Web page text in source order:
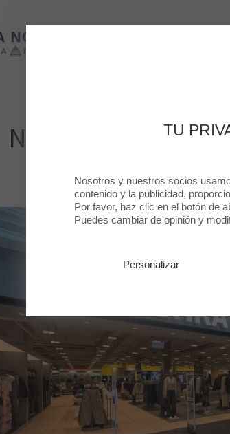
NUEVAS TU
Nosotros y nuestros socios
contenido y la publicidad,
Por favor, haz clic en el botón de
Puedes cambiar de opinión y
Personalizar